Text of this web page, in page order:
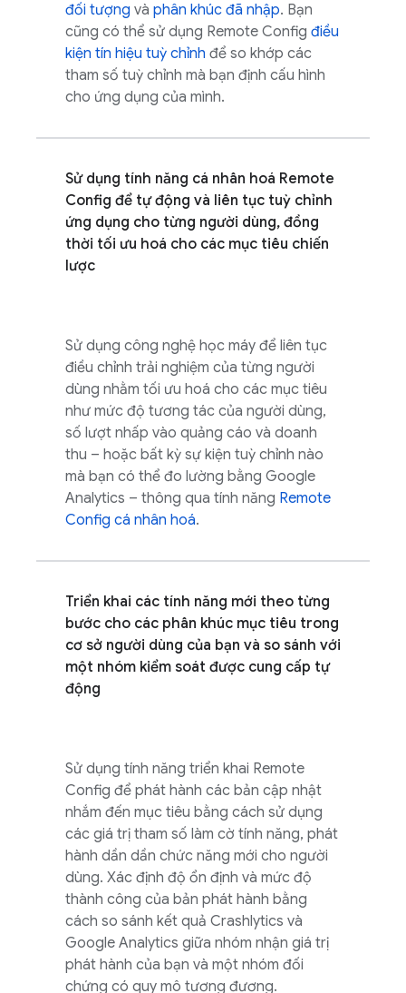
đối tượng và phân khúc đã nhập. Bạn
cũng có thể sử dụng Remote Config điều
kiện tín hiệu tuỳ chỉnh để so khớp các
tham số tuỳ chỉnh mà bạn định cấu hình
cho ứng dụng của mình.
Sử dụng tính năng cá nhân hoá Remote
Config để tự động và liên tục tuỳ chỉnh
ứng dụng cho từng người dùng, đồng
thời tối ưu hoá cho các mục tiêu chiến
lược
Sử dụng công nghệ học máy để liên tục
điều chỉnh trải nghiệm của từng người
dùng nhằm tối ưu hoá cho các mục tiêu
như mức độ tương tác của người dùng,
số lượt nhấp vào quảng cáo và doanh
thu – hoặc bất kỳ sự kiện tuỳ chỉnh nào
mà bạn có thể đo lường bằng Google
Analytics – thông qua tính năng Remote
Config cá nhân hoá.
Triển khai các tính năng mới theo từng
bước cho các phân khúc mục tiêu trong
cơ sở người dùng của bạn và so sánh với
một nhóm kiểm soát được cung cấp tự
động
Sử dụng tính năng triển khai Remote
Config để phát hành các bản cập nhật
nhắm đến mục tiêu bằng cách sử dụng
các giá trị tham số làm cờ tính năng, phát
hành dần dần chức năng mới cho người
dùng. Xác định độ ổn định và mức độ
thành công của bản phát hành bằng
cách so sánh kết quả Crashlytics và
Google Analytics giữa nhóm nhận giá trị
phát hành của bạn và một nhóm đối
chứng có quy mô tương đương.